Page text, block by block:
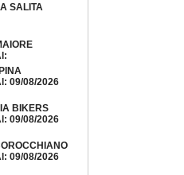
SALITA
09/08/2026
BIKERS
09/08/2026
09/08/2026